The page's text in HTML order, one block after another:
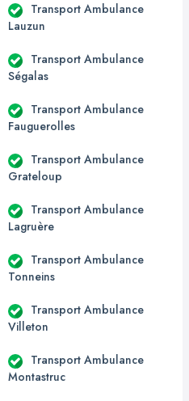
Transport Ambulance
Lauzun
Transport Ambulance
Ségalas
Transport Ambulance
Fauguerolles
Transport Ambulance
Grateloup
Transport Ambulance
Lagruère
Transport Ambulance
Tonneins
Transport Ambulance
Villeton
Transport Ambulance
Montastruc